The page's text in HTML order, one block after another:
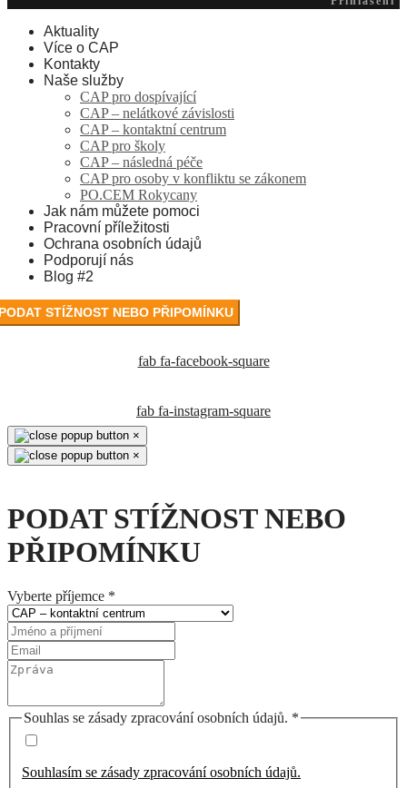
Aktuality
Více o CAP
Kontakty
Naše služby
CAP pro dospívající
CAP – nelátkové závislosti
CAP – kontaktní centrum
CAP pro školy
CAP – následná péče
CAP pro osoby v konfliktu se zákonem
PO.CEM Rokycany
Jak nám můžete pomoci
Pracovní příležitosti
Ochrana osobních údajů
Podporují nás
Blog #2
STÍŽNOST NEBO PŘIPOMÍNKU
fab fa-facebook-square
fab fa-instagram-square
×
×
PODAT STÍŽNOST NEBO
PŘIPOMÍNKU
Vyberte příjemce *
Souhlas se zásady zpracování osobních údajů. *
Souhlasím se zásady zpracování osobních údajů.